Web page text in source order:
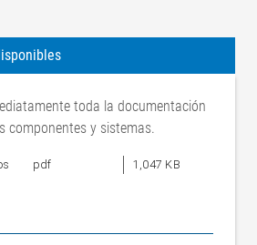
Seguridad funcional de los
sistemas
eléctricos/electrónicos/electrónicos
programables relacionados con la
seguridad. Parte 1: Requisitos
generales. Parte 2: Requisitos para
toda la documentación
componentes y sistemas.
pdf 1,047 KB